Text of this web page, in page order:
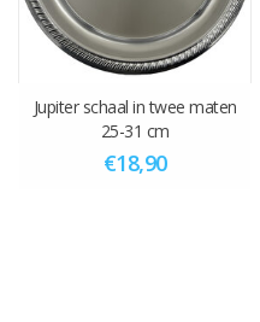
Jupiter schaal in twee maten
25-31 cm
€18,90